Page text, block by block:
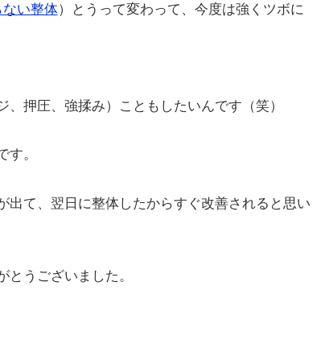
ない整体）とうって変わって、今度は強くツボに
、押圧、強揉み）こともしたいんです（笑）
。
出て、翌日に整体したからすぐ改善されると思い
うございました。